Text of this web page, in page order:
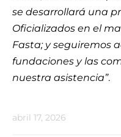
se desarrollará una
Oficializados en el
Fasta; y seguiremos
fundaciones y las
nuestra asistencia”.
abril 17, 2026